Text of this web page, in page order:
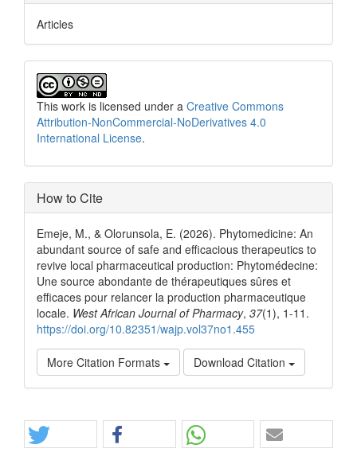
Articles
This work is licensed under a Creative Commons
Attribution-NonCommercial-NoDerivatives 4.0
International License.
How to Cite
Emeje, M., & Olorunsola, E. (2026). Phytomedicine: An
abundant source of safe and efficacious therapeutics to
revive local pharmaceutical production: Phytomédecine:
Une source abondante de thérapeutiques sûres et
efficaces pour relancer la production pharmaceutique
locale. West African Journal of Pharmacy, 37(1), 1-11.
https://doi.org/10.82351/wajp.vol37no1.455
More Citation Formats Download Citation